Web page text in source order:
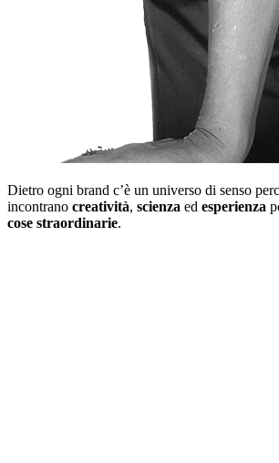
Dietro ogni brand c’è un universo di senso
incontrano creatività, scienza ed esperienza
cose straordinarie.